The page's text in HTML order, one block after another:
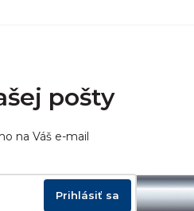
pošty
na Váš e-mail
Prihlásiť sa